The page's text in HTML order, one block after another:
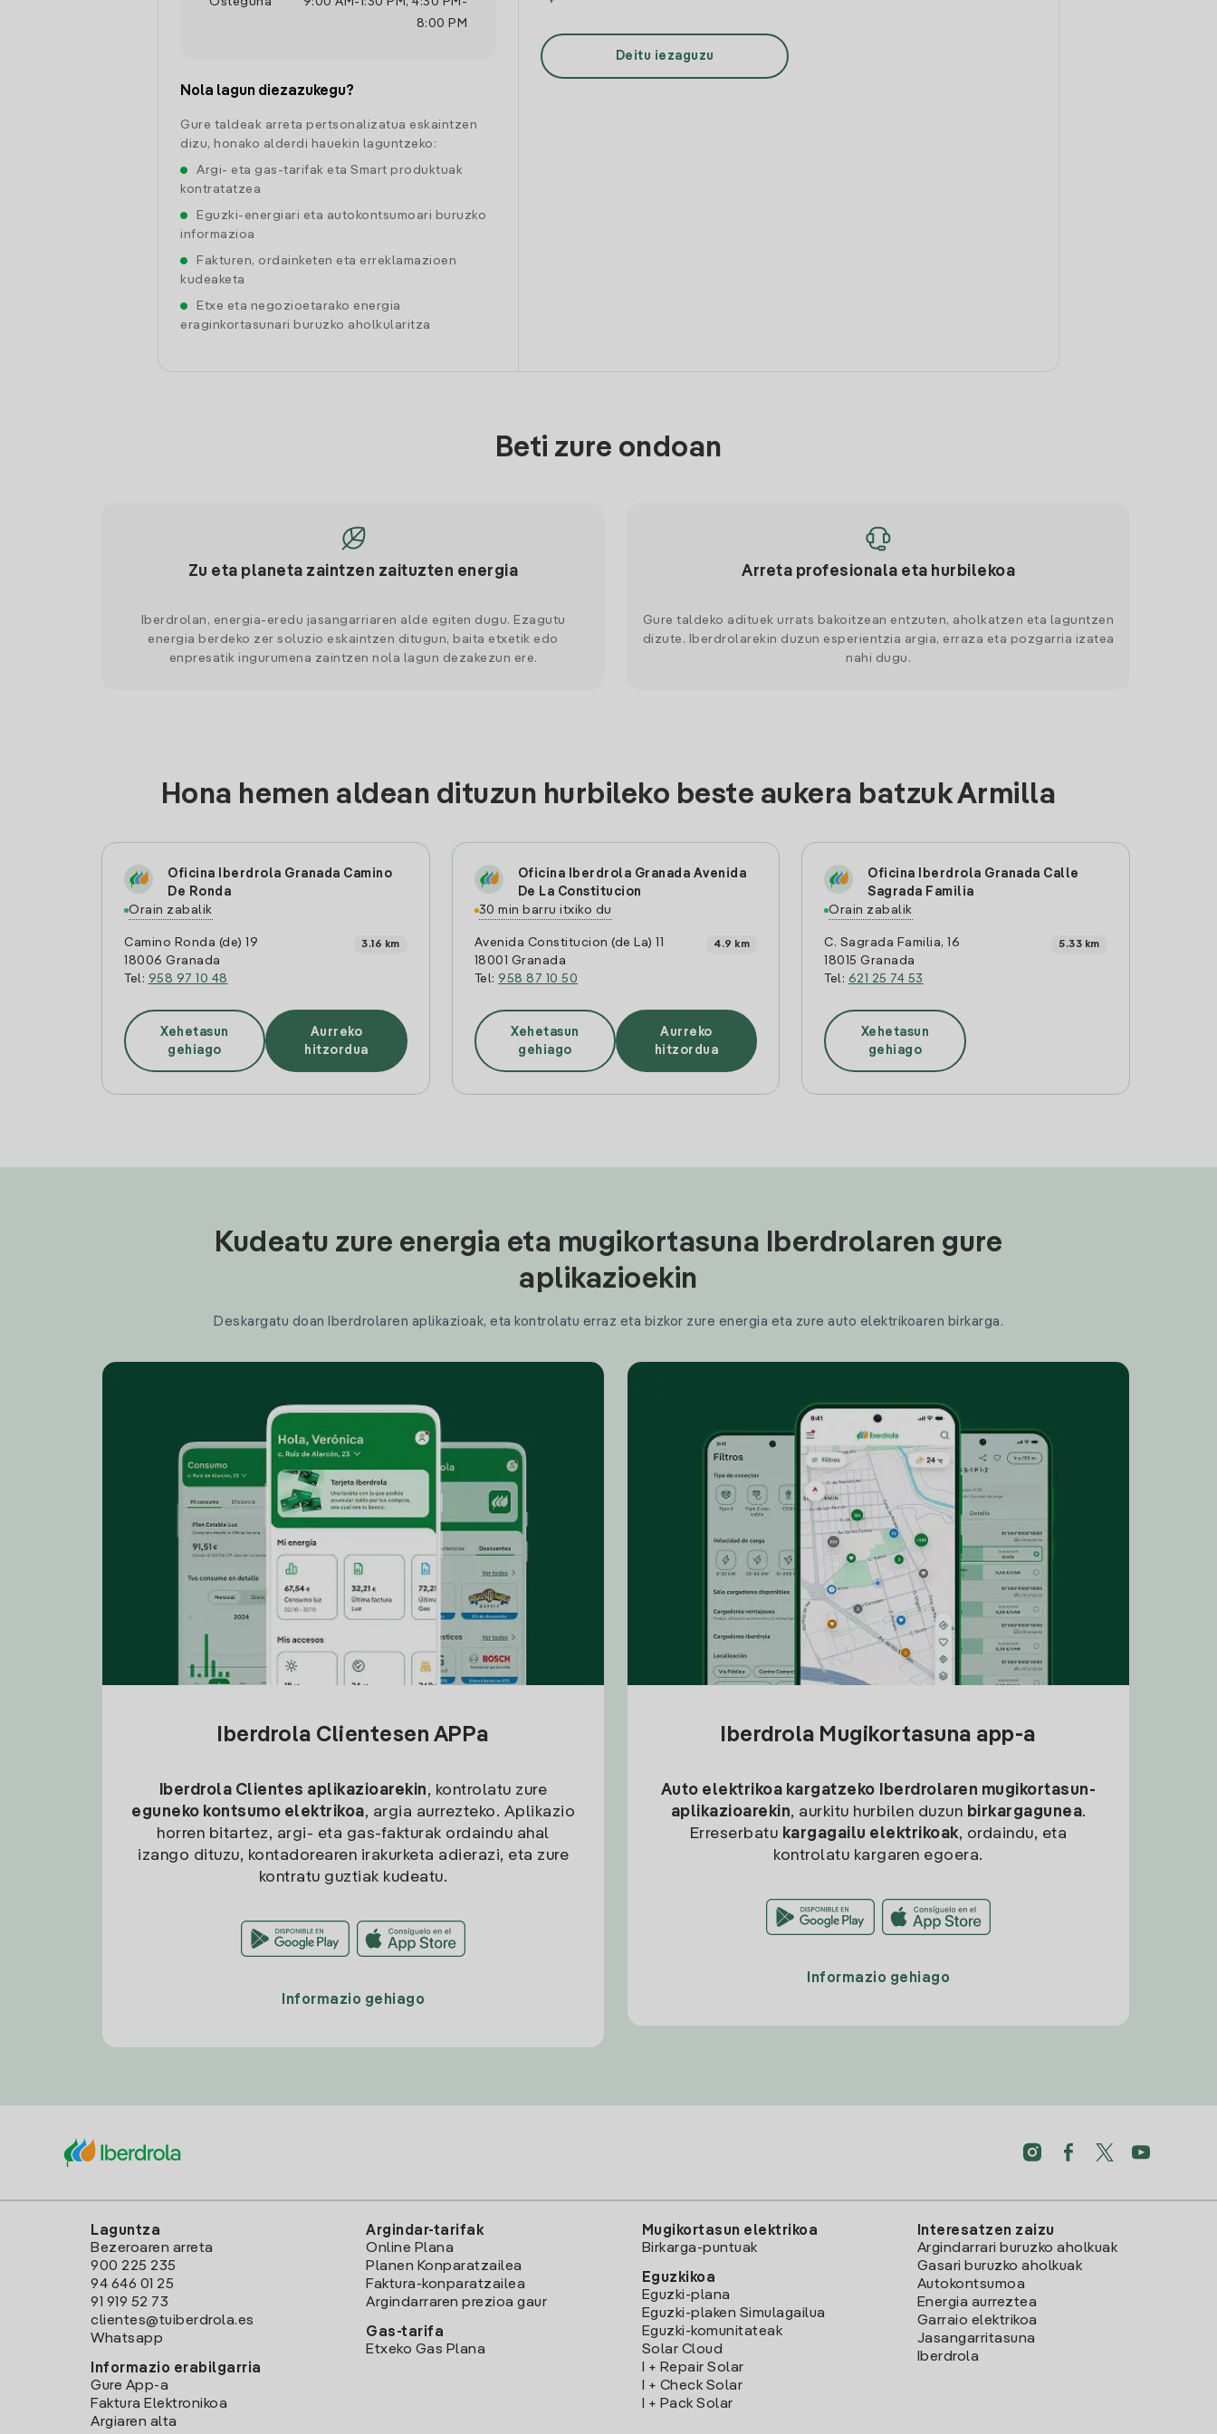
8:00 PM
Nola lagun diezazukegu?
Gure taldeak arreta pertsonalizatua eskaintzen
dizu, honako alderdi hauekin laguntzeko:
Argi- eta gas-tarifak eta Smart produktuak
kontratatzea
Eguzki-energiari eta autokontsumoari buruzko
informazioa
Fakturen, ordainketen eta erreklamazioen
kudeaketa
Etxe eta negozioetarako energia
eraginkortasunari buruzko aholkularitza
Deitu iezaguzu
Beti zure ondoan
Zu eta planeta zaintzen zaituzten energia
Iberdrolan, energia-eredu jasangarriaren alde egiten dugu. Ezagutu
energia berdeko zer soluzio eskaintzen ditugun, baita etxetik edo
enpresatik ingurumena zaintzen nola lagun dezakezun ere.
Arreta profesionala eta hurbilekoa
Gure taldeko adituek urrats bakoitzean entzuten, aholkatzen eta laguntzen
dizute. Iberdrolarekin duzun esperientzia argia, erraza eta pozgarria izatea
nahi dugu.
Hona hemen aldean dituzun hurbileko beste aukera batzuk Armilla
Oficina Iberdrola Granada Camino
De Ronda
Orain zabalik
Camino Ronda (de) 19
18006 Granada
Tel: 958 97 10 48
3.16 km
Xehetasun
gehiago
Aurreko
hitzordua
Oficina Iberdrola Granada Avenida
De La Constitucion
30 min barru itxiko du
Avenida Constitucion (de La) 11
18001 Granada
Tel:958 87 10 50
4.9 km
Xehetasun
gehiago
Aurreko
hitzordua
Oficina Iberdrola Granada Calle
Sagrada Familia
Orain zabalik
C. Sagrada Familia, 16
18015 Granada
Tel: 621 25 74 53
5.33 km
Xehetasun
gehiago
Kudeatu zure energia eta mugikortasuna Iberdrolaren gure
aplikazioekin
Deskargatu doan Iberdrolaren aplikazioak, eta kontrolatu erraz eta bizkor zure energia eta zure auto elektrikoaren birkarga.
Iberdrola Clientesen APPa
Iberdrola Clientes aplikazioarekin, kontrolatu zure
eguneko kontsumo elektrikoa, argia aurrezteko. Aplikazio
horren bitartez, argi- eta gas-fakturak ordaindu ahal
izango dituzu, kontadorearen irakurketa adierazi, eta zure
kontratu guztiak kudeatu.
Informazio gehiago
Iberdrola Mugikortasuna app-a
Auto elektrikoa kargatzeko
Iberdrolaren mugikortasun-
aplikazioarekin, aurkitu hurbilen duzun birkargagunea.
Erreserbatu kargagailu elektrikoak, ordaindu, eta
kontrolatu kargaren egoera.
Informazio gehiago
Laguntza
Bezeroaren arreta
900 225 235
94 646 01 25
91 919 52 73
clientes@tuiberdrola.es
Whatsapp
Informazio erabilgarria
Gure App-a
Faktura Elektronikoa
Argiaren alta
Argindar-tarifak
Online Plana
Planen Konparatzailea
Faktura-konparatzailea
Argindarraren prezioa gaur
Gas-tarifa
Etxeko Gas Plana
Mugikortasun elektrikoa
Birkarga-puntuak
Eguzkikoa
Eguzki-plana
Eguzki-plaken Simulagailua
Eguzki-komunitateak
Solar Cloud
I + Repair Solar
I + Check Solar
I + Pack Solar
Interesatzen zaizu
Argindarrari buruzko aholkuak
Gasari buruzko aholkuak
Autokontsumoa
Energia aurreztea
Garraio elektrikoa
Jasangarritasuna
Iberdrola